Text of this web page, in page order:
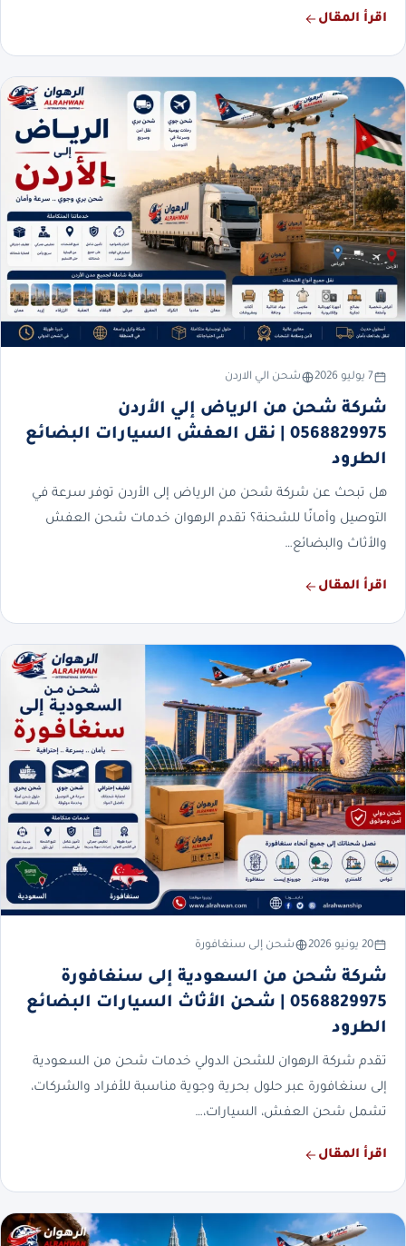
اقرأ المقال
7 يوليو 2026 شحن الي الاردن
شركة شحن من الرياض إلي الأردن
0568829975 | نقل العفش السيارات البضائع
الطرود
هل تبحث عن شركة شحن من الرياض إلى الأردن توفر سرعة في
التوصيل وأمانًا للشحنة؟ تقدم الرهوان خدمات شحن العفش
والأثاث والبضائع…
اقرأ المقال
20 يونيو 2026 شحن إلى سنغافورة
شركة شحن من السعودية إلى سنغافورة
0568829975 | شحن الأثاث السيارات البضائع
الطرود
تقدم شركة الرهوان للشحن الدولي خدمات شحن من السعودية
إلى سنغافورة عبر حلول بحرية وجوية مناسبة للأفراد والشركات،
تشمل شحن العفش، السيارات،…
اقرأ المقال